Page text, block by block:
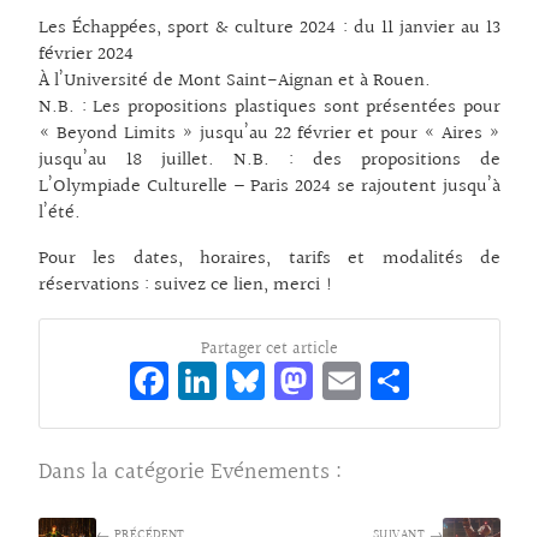
Les Échappées, sport & culture 2024 : du 11 janvier au 13
février 2024
À l’Université de Mont Saint-Aignan et à Rouen.
N.B. : Les propositions plastiques sont présentées pour
« Beyond Limits » jusqu’au 22 février et pour « Aires »
jusqu’au 18 juillet. N.B. : des propositions de
L’Olympiade Culturelle – Paris 2024 se rajoutent jusqu’à
l’été.
Pour les dates, horaires, tarifs et modalités de
réservations : suivez ce lien, merci !
Partager cet article
Fa
ce
bo
o
Li
n
ke
dI
Bl
ue
sk
y
M
as
to
d
E
m rt
Dans la catégorie Evénements :